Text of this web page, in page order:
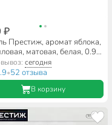
₽
Престиж, аромат яблока,
матовая, белая, 0.9
сегодня
•52 отзыва
В корзину